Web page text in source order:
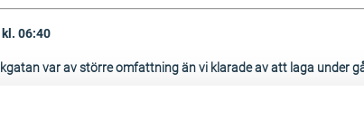
06:40
var av större omfattning än vi klarade av att laga under